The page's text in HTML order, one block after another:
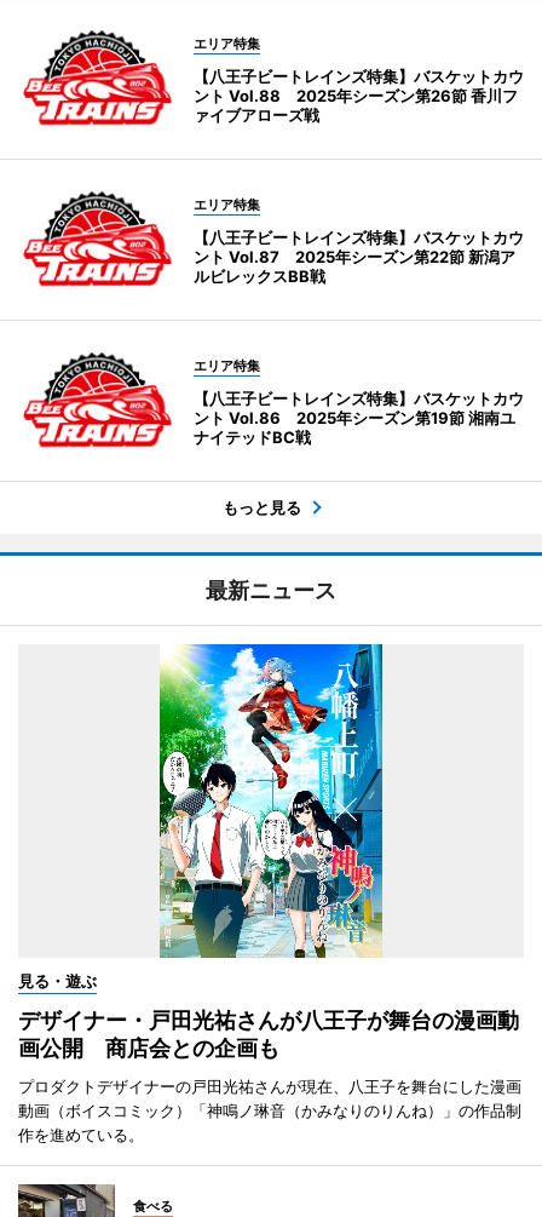
エリア特集
【八王子ビートレインズ特集】バスケットカウ
ント Vol.88 2025年シーズン第26節 香川フ
ァイブアローズ戦
エリア特集
【八王子ビートレインズ特集】バスケットカウ
ント Vol.87 2025年シーズン第22節 新潟ア
ルビレックスBB戦
エリア特集
【八王子ビートレインズ特集】バスケットカウ
ント Vol.86 2025年シーズン第19節 湘南ユ
ナイテッドBC戦
もっと見る
最新ニュース
見る・遊ぶ
デザイナー・戸田光祐さんが八王子が舞台の漫画動
画公開 商店会との企画も
プロダクトデザイナーの戸田光祐さんが現在、八王子を舞台にした漫画
動画（ボイスコミック）「神鳴ノ琳音（かみなりのりんね）」の作品制
作を進めている。
食べる